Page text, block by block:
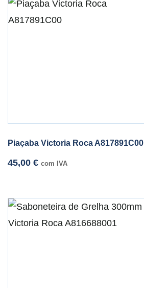
Piaçaba Victoria Roca A817891C00
45,00 € com IVA